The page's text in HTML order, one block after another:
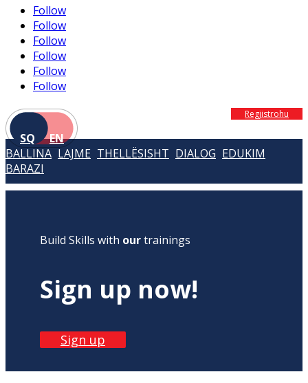
Follow
Follow
Follow
Follow
Follow
Follow
SQ EN
Regjistrohu
BALLINA LAJME THELLËSISHT DIALOG EDUKIM
BARAZI
Build Skills with ourtrainings
Sign up now!
Sign up